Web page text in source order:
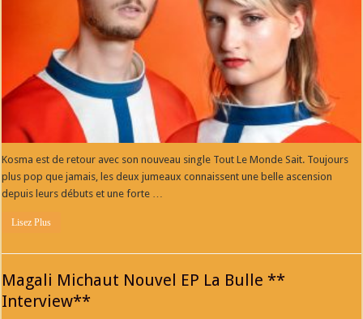
Kosma est de retour avec son nouveau single Tout Le Monde Sait. Toujours
plus pop que jamais, les deux jumeaux connaissent une belle ascension
depuis leurs débuts et une forte …
Lisez Plus
Magali Michaut Nouvel EP La Bulle **
Interview**